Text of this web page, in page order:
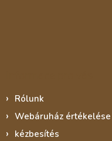
Rólunk
Webáruház értékelése
kézbesítés